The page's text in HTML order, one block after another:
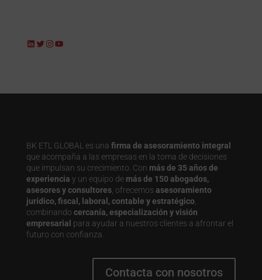
LinkedIn
Twitter
Instagram
YouTube
BK ETL GLOBAL es una firma de asesoramiento integral
que acompaña a las empresas en la toma de decisiones
que impulsan su crecimiento. Con más de 35 años de
experiencia y un equipo de más de 150 abogados,
asesores y consultores, ofrecemos asesoramiento
jurídico, fiscal, laboral, contable y estratégico
combinando cercanía, especialización y visión
empresarial para ayudar a nuestros clientes a afrontar el
futuro con confianza.
Contacta con nosotros